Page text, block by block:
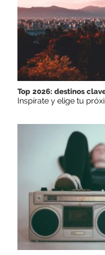
Top 2026: destinos
Inspírate y elige tu